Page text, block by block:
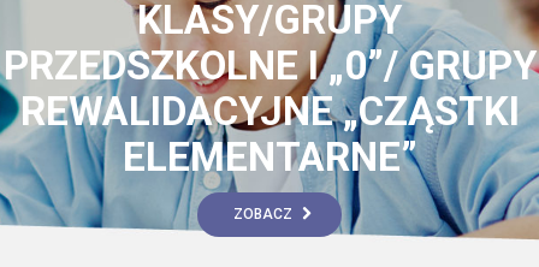
KLASY/GRUPY
PRZEDSZKOLNE I „0”/ GRUPY
REWALIDACYJNE „CZĄSTKI
ELEMENTARNE”
ZOBACZ